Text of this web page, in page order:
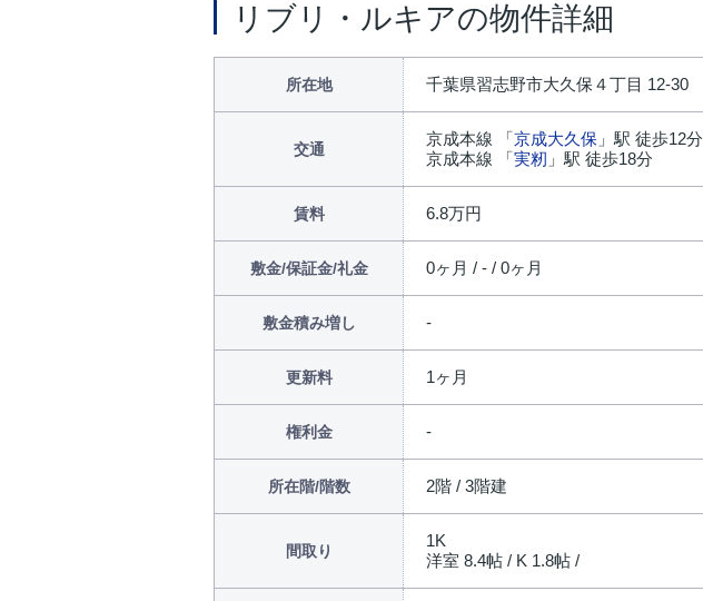
リブリ・ルキアの物件詳細
所在地 千葉県習志野市大久保４丁目 12-30
交通
京成本線 「京成大久保 」駅 徒歩12分
京成本線 「実籾 」駅 徒歩18分
賃料 6.8万円
敷金/保証金/礼金 0ヶ月 / - / 0ヶ月
敷金積み増し
更新料 1ヶ月
権利金
所在階/階数 2階 / 3階建
間取り
1K
洋室 8.4帖 / K 1.8帖 /